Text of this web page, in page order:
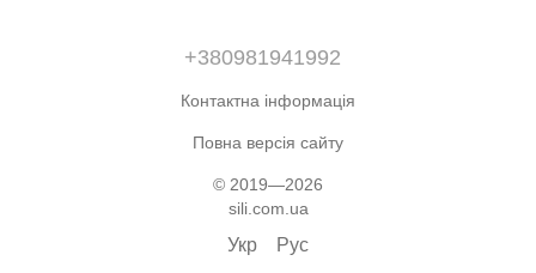
+380981941992
Контактна інформація
Повна версія сайту
© 2019—2026
sili.com.ua
Укр Рус